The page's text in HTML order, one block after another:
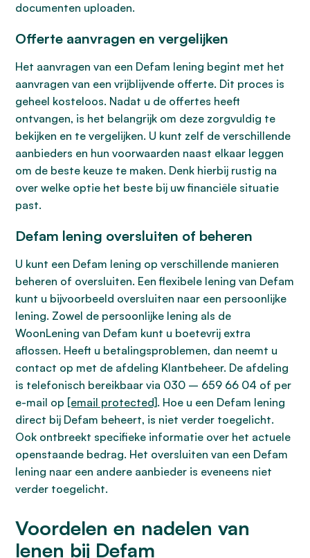
documenten uploaden.
Offerte aanvragen en vergelijken
Het aanvragen van een Defam lening begint met het
aanvragen van een vrijblijvende offerte. Dit proces is
geheel kosteloos. Nadat u de offertes heeft
ontvangen, is het belangrijk om deze zorgvuldig te
bekijken en te vergelijken. U kunt zelf de verschillende
aanbieders en hun voorwaarden naast elkaar leggen
om de beste keuze te maken. Denk hierbij rustig na
over welke optie het beste bij uw financiële situatie
past.
Defam lening oversluiten of beheren
U kunt een Defam lening op verschillende manieren
beheren of oversluiten. Een flexibele lening van Defam
kunt u bijvoorbeeld oversluiten naar een persoonlijke
lening. Zowel de persoonlijke lening als de
WoonLening van Defam kunt u boetevrij extra
aflossen. Heeft u betalingsproblemen, dan neemt u
contact op met de afdeling Klantbeheer. De afdeling
is telefonisch bereikbaar via 030 – 659 66 04 of per
e-mail op [email protected]. Hoe u een Defam lening
direct bij Defam beheert, is niet verder toegelicht.
Ook ontbreekt specifieke informatie over het actuele
openstaande bedrag. Het oversluiten van een Defam
lening naar een andere aanbieder is eveneens niet
verder toegelicht.
Voordelen en nadelen van
lenen bij Defam